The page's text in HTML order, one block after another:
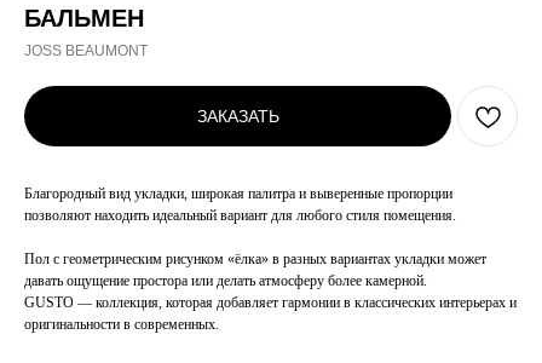
БАЛЬМЕН
JOSS BEAUMONT
ЗАКАЗАТЬ
Благородный вид укладки, широкая палитра и выверенные пропорции
позволяют находить идеальный вариант для любого стиля помещения.
Пол с геометрическим рисунком «ёлка» в разных вариантах укладки может
давать ощущение простора или делать атмосферу более камерной.
GUSTO — коллекция, которая добавляет гармонии в классических интерьерах и
оригинальности в современных.